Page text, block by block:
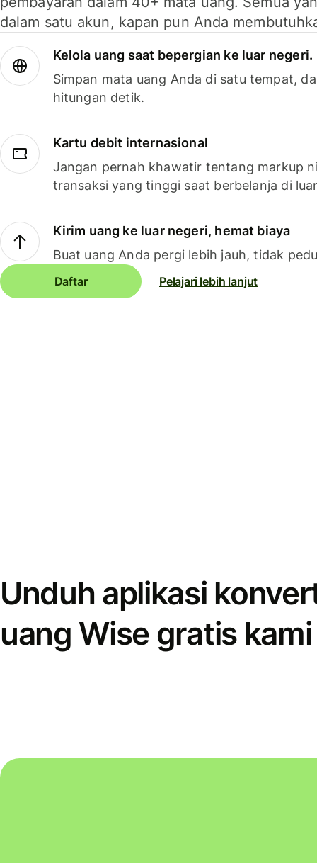
dalam satu akun, kapan pun Anda
Kelola uang saat bepergian ke luar negeri.
Simpan mata uang Anda di satu tempat,
hitungan detik.
Kartu debit internasional
Jangan pernah khawatir tentang markup
transaksi yang tinggi saat berbelanja di
Kirim uang ke luar negeri, hemat biaya
Buat uang Anda pergi lebih jauh, tidak
Daftar Pelajari lebih lanjut
Unduh aplikasi
uang Wise gratis kami